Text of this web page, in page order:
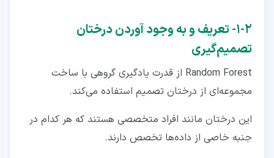
۲‏-‏۱‏- تعریف و به وجود آوردن درختان
تصمیم‌گیری
Random Forest از قدرت یادگیری گروهی با ساخت
مجموعه‌ای از درختان تصمیم استفاده می‌کند.
این درختان مانند افراد متخصصی هستند که هر کدام در
جنبه خاصی از داده‌ها تخصص دارند.